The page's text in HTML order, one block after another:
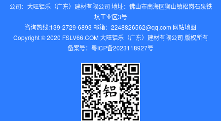
公司：大旺铝乐（广东）建材有限公司 地址：佛山市南海区狮山镇松岗石泉铁
坑工业区3号
咨询热线:139-2729-6893 邮箱：2248826562@qq.com‬ 网站地图
Copyright © 2020 FSLV66.COM 大旺铝乐（广东）建材有限公司 版权所有
备案号： 粤ICP备2023118927号